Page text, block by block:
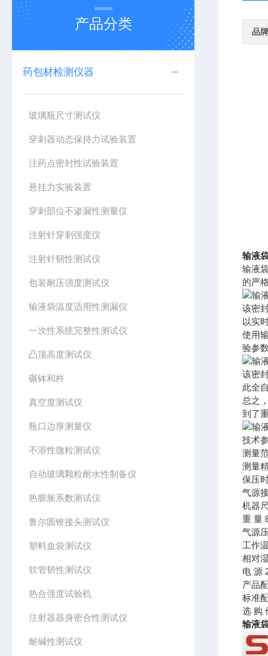
产品分类
药包材检测仪器
玻璃瓶尺寸测试仪
穿刺器动态保持力试验装置
注药点密封性试验装置
悬挂力实验装置
穿刺部位不渗漏性测量仪
注射针穿刺强度仪
注射针韧性测试仪
包装耐压强度测试仪
输液袋温度适用性测漏仪
一次性系统完整性测试仪
凸顶高度测试仪
碾钵和杵
真空度测试仪
瓶口边厚测量仪
不溶性微粒测试仪
自动玻璃颗粒耐水性制备仪
热膨胀系数测试仪
鲁尔圆锥接头测试仪
塑料血袋测试仪
软管韧性测试仪
热合强度试验机
注射器器身密合性测试仪
耐碱性测试仪
品牌
输液
输液
的严
该密
以实
使用
验参
该密
此全
总之
到了
技术
测量
测量
保压
气源
机器
重 量
气源
工作
相对
电 源
产品
标准
选 购
输液